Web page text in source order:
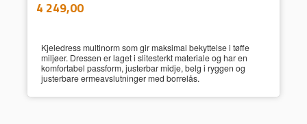
Pris
4 249,00mva.
Kjeledress multinorm som gir maksimal bekyttelse i tøffe
miljøer. Dressen er laget i slitesterkt materiale og har en
komfortabel passform, justerbar midje, belg i ryggen og
justerbare ermeavslutninger med borrelås.